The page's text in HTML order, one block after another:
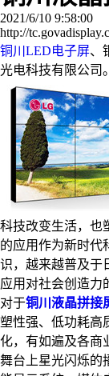
2021/6/10 9:58:00
http://
铜川LED电子屏、
光电科技有限公司。
科技改变生活，也
的应用作为新时代
识，越来越普及于
应用对社会创造力
对于铜川液晶拼接
塑性强、低功耗高
化，有如遍及各商
舞台上星光闪烁的